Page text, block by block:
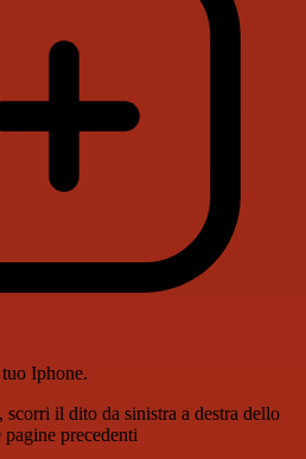
Iphone.
il dito da sinistra a destra dello
precedenti